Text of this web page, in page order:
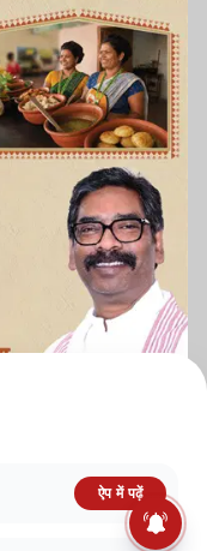
TERMS AND CONDITIONS
ऐप में पढ़ें